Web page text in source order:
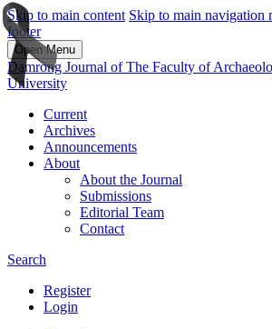
Skip to main content Skip to main navigation
footer
Open Menu
Damrong Journal of The Faculty of
University
Current
Archives
Announcements
About
About the Journal
Submissions
Editorial Team
Contact
Search
Register
Login